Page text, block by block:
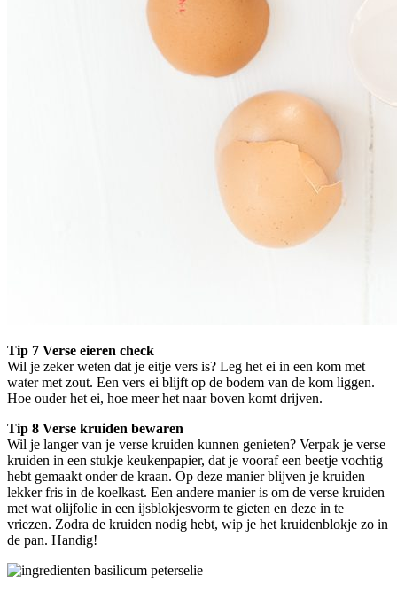
Tip 7 Verse eieren check
Wil je zeker weten dat je eitje vers is? Leg het ei in een kom met
water met zout. Een vers ei blijft op de bodem van de kom liggen.
Hoe ouder het ei, hoe meer het naar boven komt drijven.
Tip 8 Verse kruiden bewaren
Wil je langer van je verse kruiden kunnen genieten? Verpak je verse
kruiden in een stukje keukenpapier, dat je vooraf een beetje vochtig
hebt gemaakt onder de kraan. Op deze manier blijven je kruiden
lekker fris in de koelkast. Een andere manier is om de verse kruiden
met wat olijfolie in een ijsblokjesvorm te gieten en deze in te
vriezen. Zodra de kruiden nodig hebt, wip je het kruidenblokje zo in
de pan. Handig!